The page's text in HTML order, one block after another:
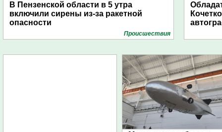
В Пензенской области в 5 утра
включили сирены из-за ракетной
опасности
Проиcшествия